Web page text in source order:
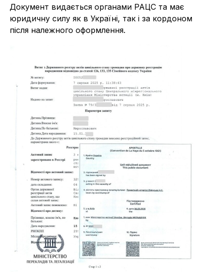
Документ видається органами РАЦС та має
юридичну силу як в Україні, так і за кордоном
після належного оформлення.